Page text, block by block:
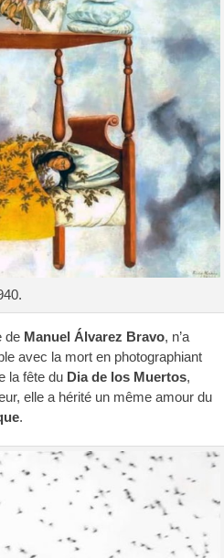
de Manuel Álvarez Bravo, n’a
avec la mort en photographiant
la fête du Dia de los Muertos,
elle a hérité un même amour du
.